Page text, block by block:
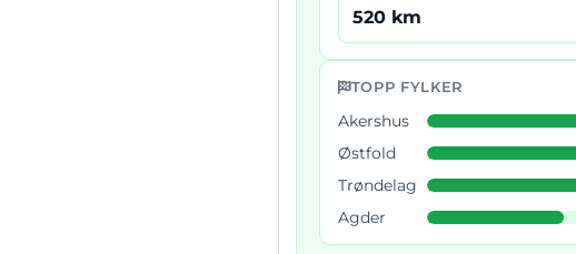
520 km
TOPP FYLKER
Akershus
Østfold
Trøndelag
Agder